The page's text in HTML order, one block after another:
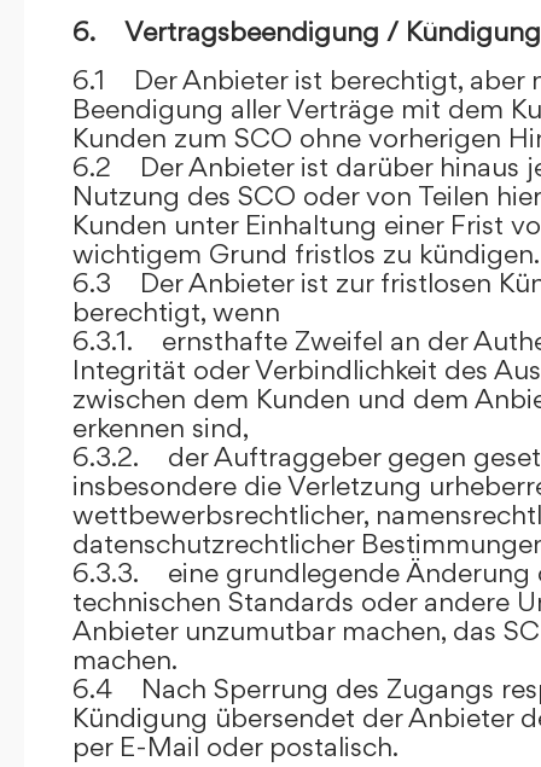
6. Vertragsbeendigung / Kündigung
6.1 Der Anbieter ist berechtigt, aber
Beendigung aller Verträge mit dem
Kunden zum SCO ohne vorherigen
6.2 Der Anbieter ist darüber hinaus
Nutzung des SCO oder von Teilen
Kunden unter Einhaltung einer Frist
wichtigem Grund fristlos zu kündigen.
6.3 Der Anbieter ist zur fristlosen
berechtigt, wenn
6.3.1. ernsthafte Zweifel an der
Integrität oder Verbindlichkeit des
zwischen dem Kunden und dem
erkennen sind,
6.3.2. der Auftraggeber gegen
insbesondere die Verletzung
wettbewerbsrechtlicher,
datenschutzrechtlicher
6.3.3. eine grundlegende Änderung
technischen Standards oder andere
Anbieter unzumutbar machen, das
machen.
6.4 Nach Sperrung des Zugangs
Kündigung übersendet der Anbieter
per E-Mail oder postalisch.